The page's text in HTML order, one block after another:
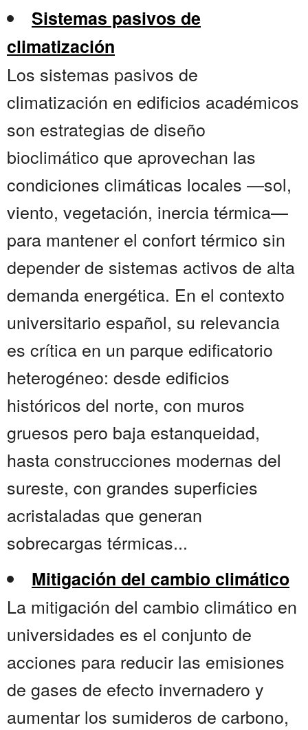
Sistemas pasivos de
climatización
Los sistemas pasivos de
climatización en edificios académicos
son estrategias de diseño
bioclimático que aprovechan las
condiciones climáticas locales —sol,
viento, vegetación, inercia térmica—
para mantener el confort térmico sin
depender de sistemas activos de alta
demanda energética. En el contexto
universitario español, su relevancia
es crítica en un parque edificatorio
heterogéneo: desde edificios
históricos del norte, con muros
gruesos pero baja estanqueidad,
hasta construcciones modernas del
sureste, con grandes superficies
acristaladas que generan
sobrecargas térmicas...
Mitigación del cambio climático
La mitigación del cambio climático en
universidades es el conjunto de
acciones para reducir las emisiones
de gases de efecto invernadero y
aumentar los sumideros de carbono,